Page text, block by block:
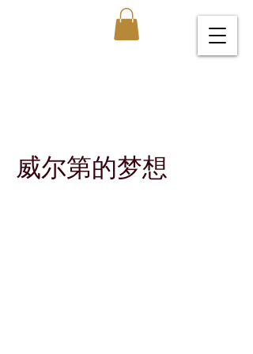
威尔第的梦想